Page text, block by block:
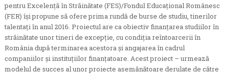
pentru Excelenţă în Străinătate (FES)/Fondul Educaţional Românesc
(FER) îşi propune să ofere prima rundă de burse de studiu, tinerilor
talentaţi în anul 2016. Proiectul are ca obiectiv finanţarea studiilor în
străinătate unor tineri de excepţie, cu condiţia reîntoarcerii în
România după terminarea acestora şi angajarea în cadrul
companiilor şi instituţiilor finanţatoare. Acest proiect – urmează
modelul de succes al unor proiecte asemănătoare derulate de către